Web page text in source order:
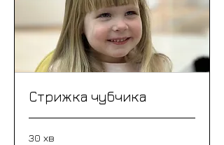
Стрижка чубчика
30 хв